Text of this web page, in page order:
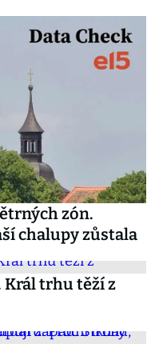
zón.
chalupy zůstala
Král trhu těží z